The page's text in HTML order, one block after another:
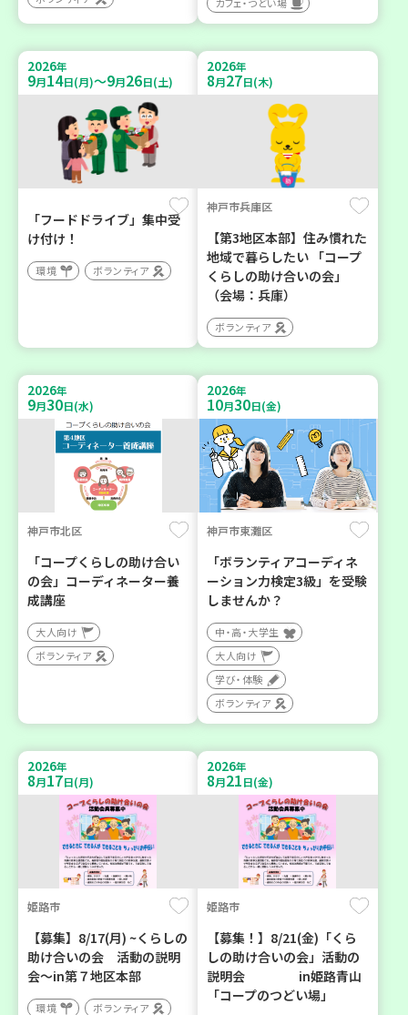
2026年
9月14日(月)～9月26日(土)
「フードドライブ」集中受
け付け！
環境 ボランティア
2026年
8月27日(木)
神戸市兵庫区
【第3地区本部】住み慣れた
地域で暮らしたい 「コープ
くらしの助け合いの会」
（会場：兵庫）
ボランティア
2026年
9月30日(水)
神戸市北区
「コープくらしの助け合い
の会」コーディネーター養
成講座
大人向け
ボランティア
2026年
10月30日(金)
神戸市東灘区
「ボランティアコーディネ
ーション力検定3級」を受験
しませんか？
中・高・大学生
大人向け
学び・体験
ボランティア
2026年
8月17日(月)
姫路市
【募集】8/17(月) ~くらしの
助け合いの会 活動の説明
会～in第７地区本部
環境 ボランティア
2026年
8月21日(金)
姫路市
【募集！】8/21(金)「くら
しの助け合いの会」活動の
説明会 in姫路青山
「コープのつどい場」